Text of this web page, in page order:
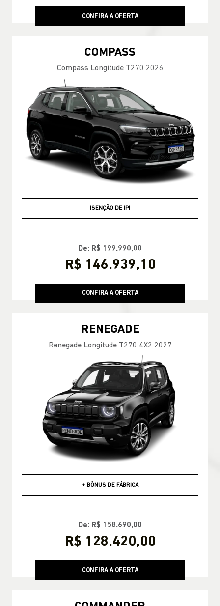
CONFIRA A OFERTA
COMPASS
Compass Longitude T270 2026
ISENÇÃO DE IPI
De: R$ 199.990,00
R$ 146.939,10
CONFIRA A OFERTA
RENEGADE
Renegade Longitude T270 4X2 2027
+ BÔNUS DE FÁBRICA
De: R$ 158.690,00
R$ 128.420,00
CONFIRA A OFERTA